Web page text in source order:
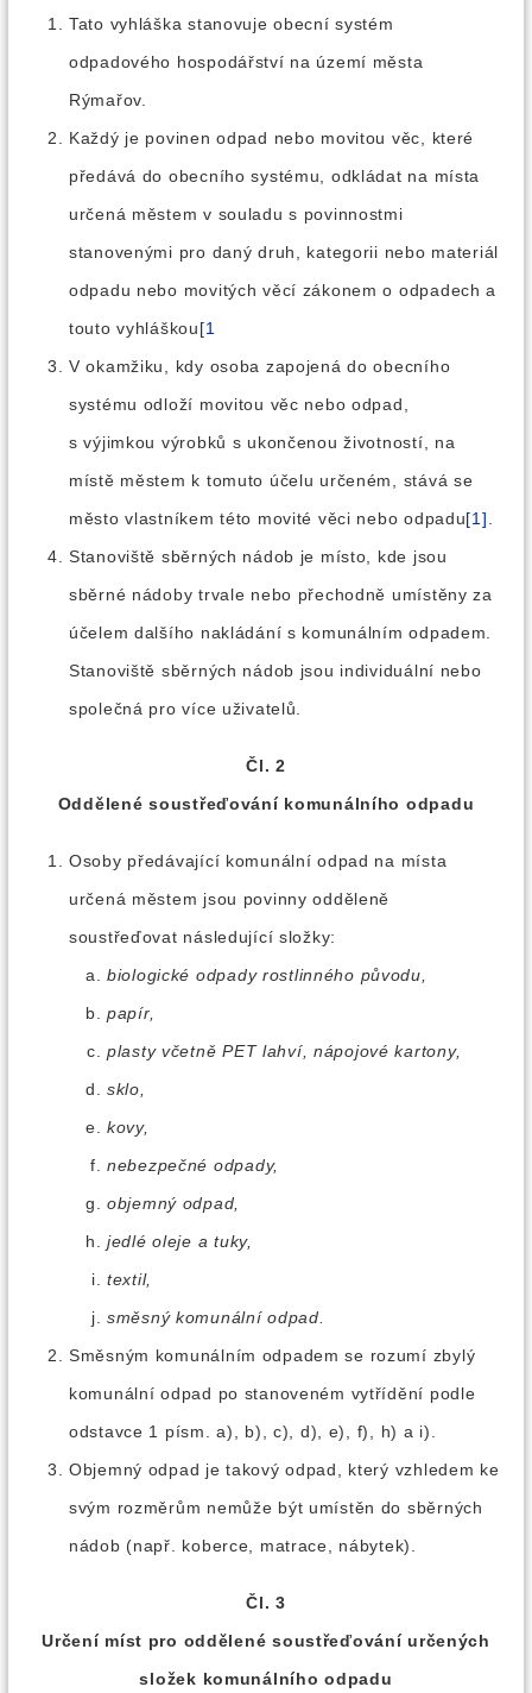
Tato vyhláška stanovuje obecní systém
odpadového hospodářství na území města
Rýmařov.
Každý je povinen odpad nebo movitou věc, které
předává do obecního systému, odkládat na místa
určená městem v souladu s povinnostmi
stanovenými pro daný druh, kategorii nebo materiál
odpadu nebo movitých věcí zákonem o odpadech a
touto vyhláškou[1
V okamžiku, kdy osoba zapojená do obecního
systému odloží movitou věc nebo odpad,
s výjimkou výrobků s ukončenou životností, na
místě městem k tomuto účelu určeném, stává se
město vlastníkem této movité věci nebo odpadu[1]
Stanoviště sběrných nádob je místo, kde jsou
sběrné nádoby trvale nebo přechodně umístěny za
účelem dalšího nakládání s komunálním odpadem.
Stanoviště sběrných nádob jsou individuální nebo
společná pro více uživatelů.
Čl. 2
Oddělené soustřeďování komunálního odpadu
Osoby předávající komunální odpad na místa
určená městem jsou povinny odděleně
soustřeďovat následující složky:
biologické odpady rostlinného původu,
papír,
plasty včetně PET lahví, nápojové kartony,
sklo,
kovy,
nebezpečné odpady,
objemný odpad,
jedlé oleje a tuky,
textil,
směsný komunální odpad.
Směsným komunálním odpadem se rozumí zbylý
komunální odpad po stanoveném vytřídění podle
odstavce 1 písm. a), b), c), d), e), f), h) a i).
Objemný odpad je takový odpad, který vzhledem ke
svým rozměrům nemůže být umístěn do sběrných
nádob (např. koberce, matrace, nábytek).
Čl. 3
Určení míst pro oddělené soustřeďování určených
složek komunálního odpadu